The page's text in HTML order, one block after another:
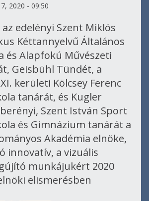
2020 - 09:50
edelényi Szent Miklós
Kéttannyelvű Általános
és Alapfokú Művészeti
Geisbühl Tündét, a
kerületi Kölcsey Ferenc
tanárát, és Kugler
Szent István Sport
és Gimnázium tanárát a
Akadémia elnöke,
innovatív, a vizuális
munkájukért 2020
elismerésben